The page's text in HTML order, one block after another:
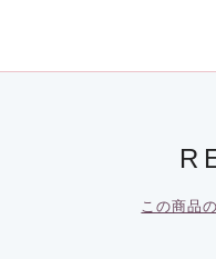
この商品